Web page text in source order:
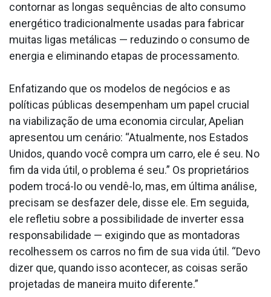
contornar as longas sequências de alto consumo
energético tradicionalmente usadas para fabricar
muitas ligas metálicas — reduzindo o consumo de
energia e eliminando etapas de processamento.
Enfatizando que os modelos de negócios e as
políticas públicas desempenham um papel crucial
na viabilização de uma economia circular, Apelian
apresentou um cenário: “Atualmente, nos Estados
Unidos, quando você compra um carro, ele é seu. No
fim da vida útil, o problema é seu.” Os proprietários
podem trocá-lo ou vendê-lo, mas, em última análise,
precisam se desfazer dele, disse ele. Em seguida,
ele refletiu sobre a possibilidade de inverter essa
responsabilidade — exigindo que as montadoras
recolhessem os carros no fim de sua vida útil. “Devo
dizer que, quando isso acontecer, as coisas serão
projetadas de maneira muito diferente.”